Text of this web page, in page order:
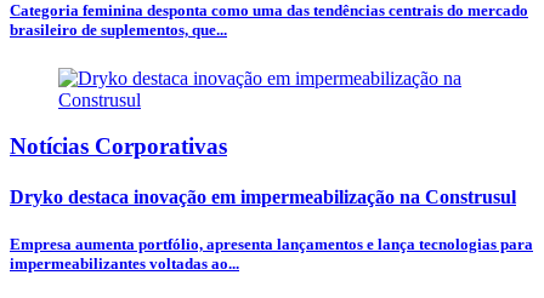
Categoria feminina desponta como uma das tendências centrais do mercado
brasileiro de suplementos, que...
Notícias Corporativas
Dryko destaca inovação em impermeabilização na Construsul
Empresa aumenta portfólio, apresenta lançamentos e lança tecnologias para
impermeabilizantes voltadas ao...